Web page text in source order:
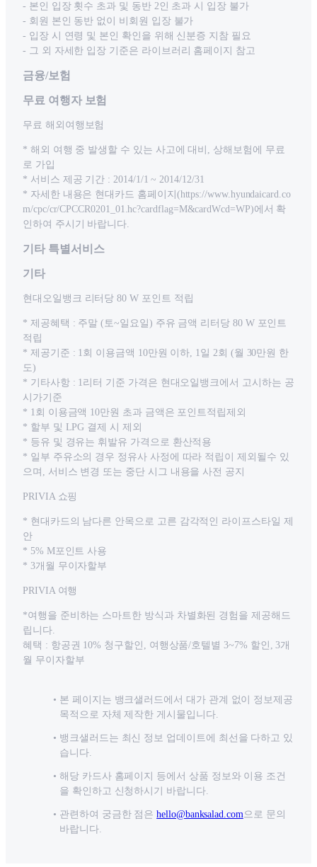
- 본인 입장 횟수 초과 및 동반 2인 초과 시 입장 불가
- 회원 본인 동반 없이 비회원 입장 불가
- 입장 시 연령 및 본인 확인을 위해 신분증 지참 필요
- 그 외 자세한 입장 기준은 라이브러리 홈페이지 참고
금융/보험
무료 여행자 보험
무료 해외여행보험
* 해외 여행 중 발생할 수 있는 사고에 대비, 상해보험에 무료
로 가입
* 서비스 제공 기간 : 2014/1/1 ~ 2014/12/31
* 자세한 내용은 현대카드 홈페이지(https://www.hyundaicard.co
m/cpc/cr/CPCCR0201_01.hc?cardflag=M&cardWcd=WP)에서 확
인하여 주시기 바랍니다.
기타 특별서비스
기타
현대오일뱅크 리터당 80 W 포인트 적립
* 제공혜택 : 주말 (토~일요일) 주유 금액 리터당 80 W 포인트
적립
* 제공기준 : 1회 이용금액 10만원 이하, 1일 2회 (월 30만원 한
도)
* 기타사항 : 1리터 기준 가격은 현대오일뱅크에서 고시하는 공
시가기준
* 1회 이용금액 10만원 초과 금액은 포인트적립제외
* 할부 및 LPG 결제 시 제외
* 등유 및 경유는 휘발유 가격으로 환산적용
* 일부 주유소의 경우 정유사 사정에 따라 적립이 제외될수 있
으며, 서비스 변경 또는 중단 시그 내용을 사전 공지
PRIVIA 쇼핑
* 현대카드의 남다른 안목으로 고른 감각적인 라이프스타일 제
안
* 5% M포인트 사용
* 3개월 무이자할부
PRIVIA 여행
*여행을 준비하는 스마트한 방식과 차별화된 경험을 제공해드
립니다.
혜택 : 항공권 10% 청구할인, 여행상품/호텔별 3~7% 할인, 3개
월 무이자할부
본 페이지는 뱅크샐러드에서 대가 관계 없이 정보제공
목적으로 자체 제작한 게시물입니다.
뱅크샐러드는 최신 정보 업데이트에 최선을 다하고 있
습니다.
해당 카드사 홈페이지 등에서 상품 정보와 이용 조건
을 확인하고 신청하시기 바랍니다.
관련하여 궁금한 점은 hello@banksalad.com으로 문의
바랍니다.